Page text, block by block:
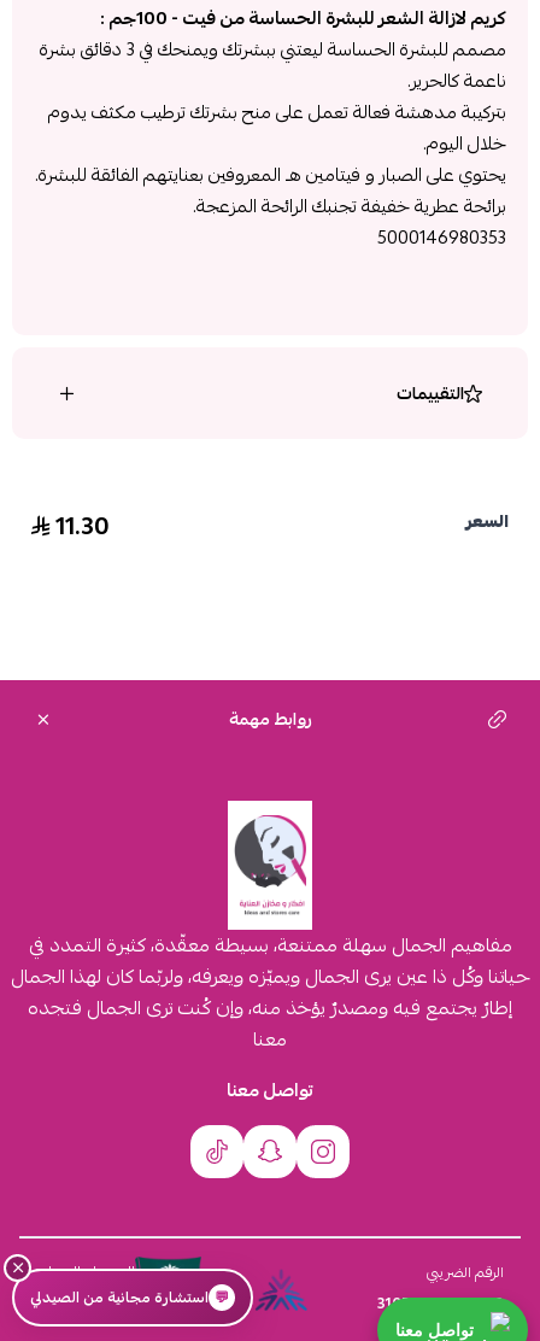
كريم لازالة الشعر للبشرة الحساسة من فيت - 100جم :
مصمم للبشرة الحساسة ليعتني ببشرتك ويمنحك في 3 دقائق بشرة
ناعمة كالحرير.
بتركيبة مدهشة فعالة تعمل على منح بشرتك ترطيب مكثف يدوم
خلال اليوم.
يحتوي على الصبار و فيتامين هـ المعروفين بعنايتهم الفائقة للبشرة.
برائحة عطرية خفيفة تجنبك الرائحة المزعجة.
5000146980353
التقييمات
السعر 11.30
روابط مهمة
مفاهيم الجمال سهلة ممتنعة، بسيطة معقّدة، كثيرة التمدد في
حياتنا وكُل ذا عين يرى الجمال ويميّزه ويعرفه، ولربّما كان لهذا الجمال
إطارٌ يجتمع فيه ومصدرٌ يؤخذ منه، وإن كُنت ترى الجمال فتجده
معنا
تواصل معنا
الرقم الضريبي
310555259800003
السجل التجاري
4030431116
×
💬 استشارة مجانية من الصيدلي
تواصل معنا